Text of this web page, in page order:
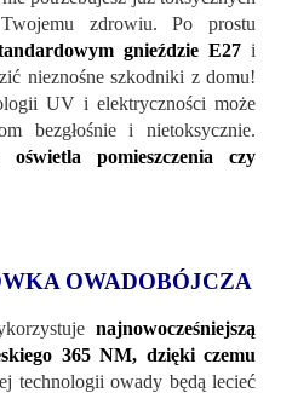
zdrowiu. Po prostu
gnieździe E27 i
nieznośne szkodniki z domu!
UV i elektryczności może
bezgłośnie i nietoksycznie.
oświetla pomieszczenia czy
OWADOBÓJCZA
najnowocześniejszą
365 NM, dzięki czemu
technologii owady będą lecieć